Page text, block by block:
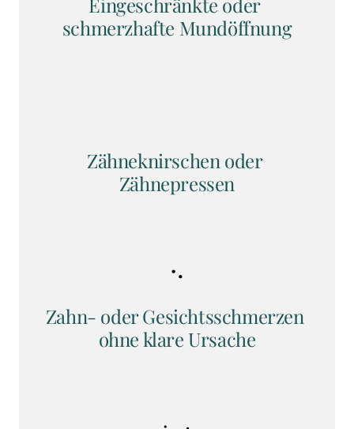
schmerzhafte Mundöffnung
Zähneknirschen oder
Zähnepressen
Zahn- oder Gesichtsschmerzen
ohne klare Ursache